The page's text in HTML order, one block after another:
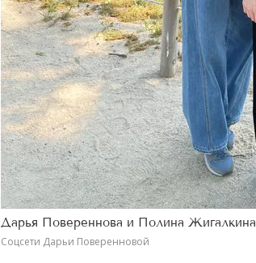
Дарья Повереннова и Полина Жигалкина
Соцсети Дарьи Поверенновой